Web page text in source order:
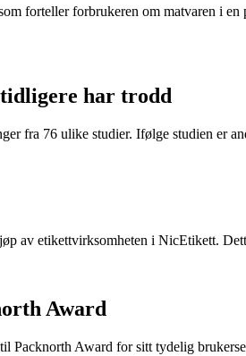
forteller forbrukeren om matvaren i
har trodd
fra 76 ulike studier. Ifølge studien er
av etikettvirksomheten i NicEtikett.
Award
Award for sitt tydelig